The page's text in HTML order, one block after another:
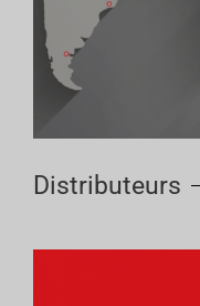
Distributeurs